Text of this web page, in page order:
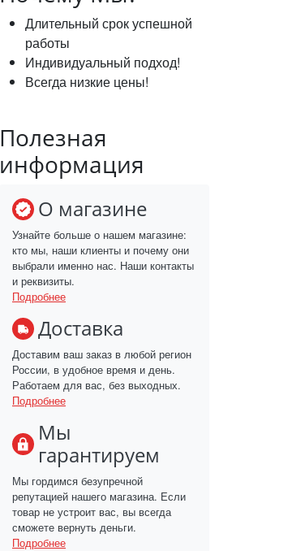
Длительный срок успешной
работы
Индивидуальный подход!
Всегда низкие цены!
Полезная
информация
О магазине
Узнайте больше о нашем магазине:
кто мы, наши клиенты и почему они
выбрали именно нас. Наши контакты
и реквизиты.
Подробнее
Доставка
Доставим ваш заказ в любой регион
России, в удобное время и день.
Работаем для вас, без выходных.
Подробнее
Мы
гарантируем
Мы гордимся безупречной
репутацией нашего магазина. Если
товар не устроит вас, вы всегда
сможете вернуть деньги.
Подробнее